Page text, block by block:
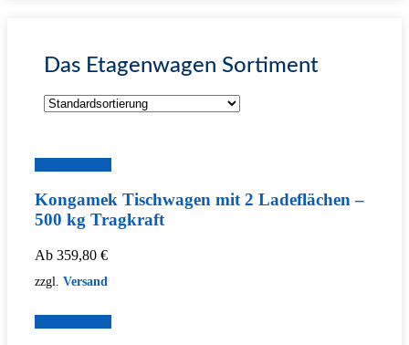
Das Etagenwagen Sortiment
Kongamek Tischwagen mit 2 Ladeflächen –
500 kg Tragkraft
Ab 359,80 €
zzgl. Versand